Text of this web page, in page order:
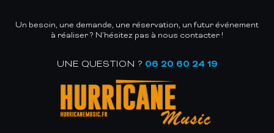
Un besoin, une demande, une réservation, un futur événement
à réaliser ? N’hésitez pas à nous contacter !
UNE QUESTION ? 06 20 60 24 19